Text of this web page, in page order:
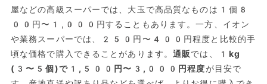
屋などの高級スーパーでは、大玉で高品質なものは1個8
00円〜1,000円することもあります。一方、イオン
や業務スーパーでは、250円〜400円程度と比較的手
頃な価格で購入できることがあります。通販では、
1kg
(3〜5個)で1,500円〜3,000円程度が目安で